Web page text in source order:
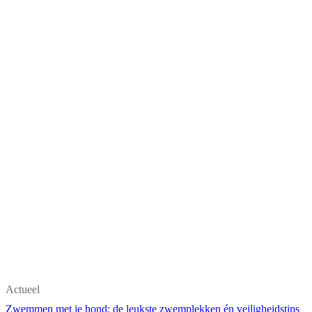
Actueel
Zwemmen met je hond: de leukste zwemplekken én veiligheidstips